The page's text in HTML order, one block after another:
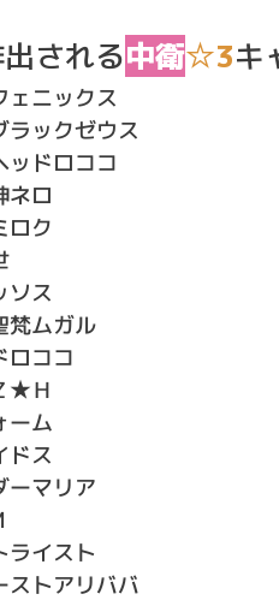
される中衛☆3キ
ェニックス
ラックゼウス
ッドロココ
ネロ
ロク
ソス
梵ムガル
ロココ
★Ｈ
ーム
ドス
ーマリア
ライスト
ストアリババ